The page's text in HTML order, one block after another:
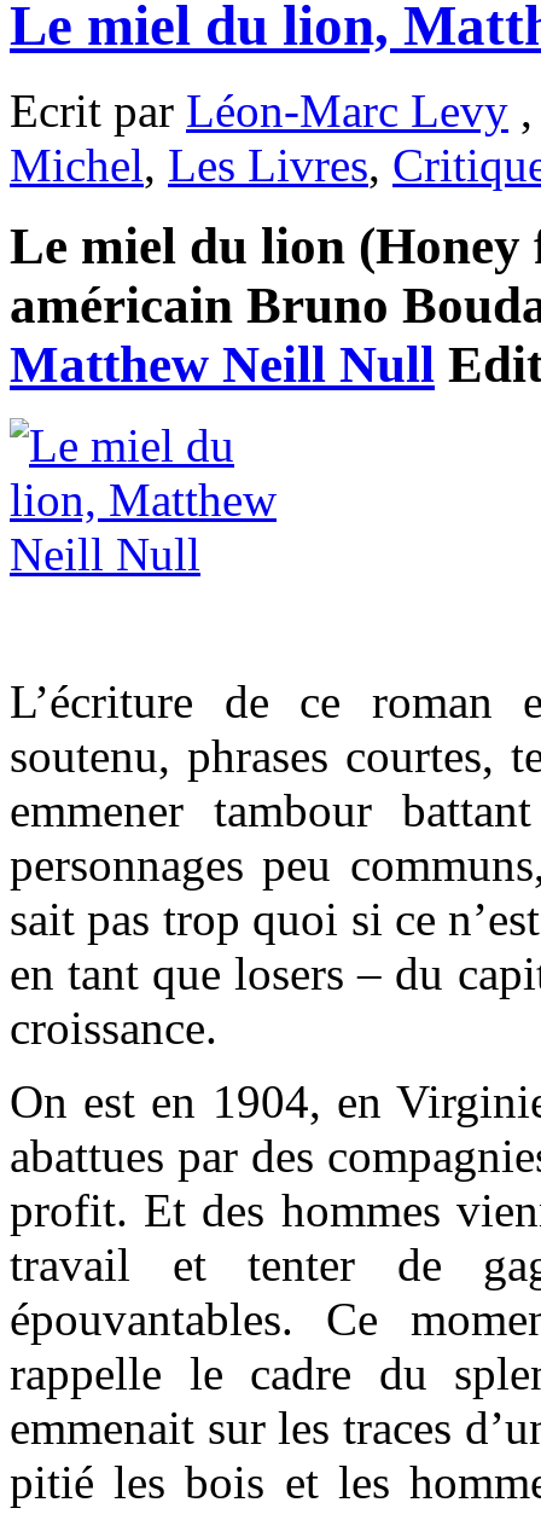
Le miel du lion,
Ecrit par Léon-Marc Levy
Michel, Les Livres,
Le miel du lion
américain Bruno
Matthew Neill Null
L’écriture de ce roman
soutenu, phrases courtes,
emmener tambour
personnages peu
sait pas trop quoi si ce
en tant que losers – du
croissance.
On est en 1904, en
abattues par des
profit. Et des hommes
travail et tenter de
épouvantables. Ce
rappelle le cadre du
emmenait sur les traces
pitié les bois et les